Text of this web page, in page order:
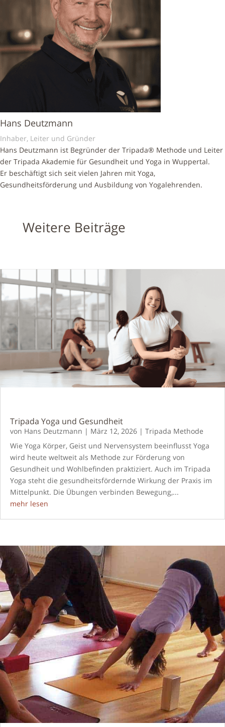
Hans Deutzmann
Inhaber, Leiter und Gründer
Hans Deutzmann ist Begründer der Tripada® Methode und Leiter
der Tripada Akademie für Gesundheit und Yoga in Wuppertal.
Er beschäftigt sich seit vielen Jahren mit Yoga,
Gesundheitsförderung und Ausbildung von Yogalehrenden.
Weitere Beiträge
Tripada Yoga und Gesundheit
von Hans Deutzmann | März 12, 2026 | Tripada Methode
Wie Yoga Körper, Geist und Nervensystem beeinflusst Yoga
wird heute weltweit als Methode zur Förderung von
Gesundheit und Wohlbefinden praktiziert. Auch im Tripada
Yoga steht die gesundheitsfördernde Wirkung der Praxis im
Mittelpunkt. Die Übungen verbinden Bewegung,...
mehr lesen